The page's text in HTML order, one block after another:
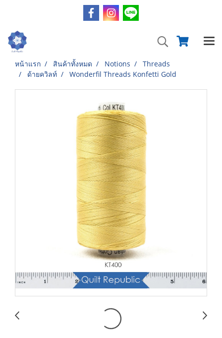
หน้าแรก สินค้าทั้งหมด Notions
Threads
ด้ายควิลท์
Wonderfil Threads Konfetti Gold